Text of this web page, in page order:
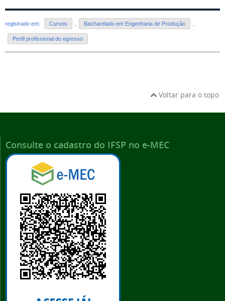
registrado em: Cursos Bacharelado em Engenharia de Produção
Perfil profissional do egresso
Voltar para o topo
Consulte o cadastro do IFSP no e-MEC